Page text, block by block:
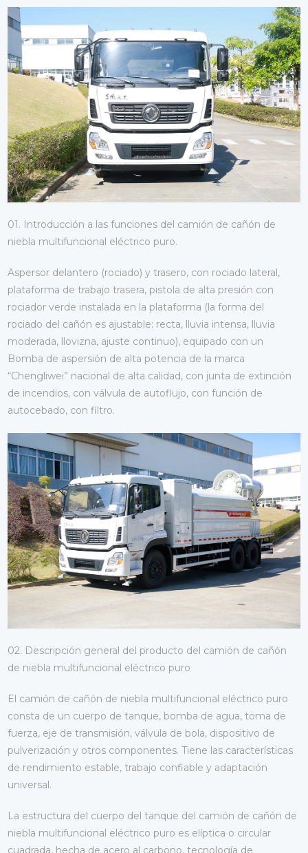
01. Introducción a las funciones del camión de cañón de
niebla multifuncional eléctrico puro.
Aspersor delantero (rociado) y trasero, con rociado lateral,
plataforma de trabajo trasera, pistola de alta presión con
rociador verde instalada en la plataforma (la forma del
rociado del cañón es ajustable: recta, lluvia intensa, lluvia
moderada, llovizna, ajuste continuo), equipado con un
Bomba de aspersión de alta potencia de la marca
“Chengliwei” nacional de alta calidad, con junta de extinción
de incendios, con válvula de autoflujo, con función de
autocebado, con filtro.
02. Descripción general del producto del camión de cañón
de niebla multifuncional eléctrico puro
El camión de cañón de niebla multifuncional eléctrico puro
consta de un cuerpo de tanque, bomba de agua, toma de
fuerza, eje de transmisión, válvula de bola, dispositivo de
pulverización y otros componentes. Tiene las características
de rendimiento estable, trabajo confiable y adaptación
universal.
La estructura del cuerpo del tanque del camión de cañón de
niebla multifuncional eléctrico puro es elíptica o circular
cuadrada, hecha de acero al carbono, tecnología de